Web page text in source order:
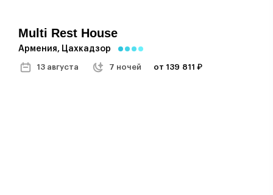
Multi Rest House
Армения, Цахкадзор
13 августа 7 ночей от 139 811 ₽